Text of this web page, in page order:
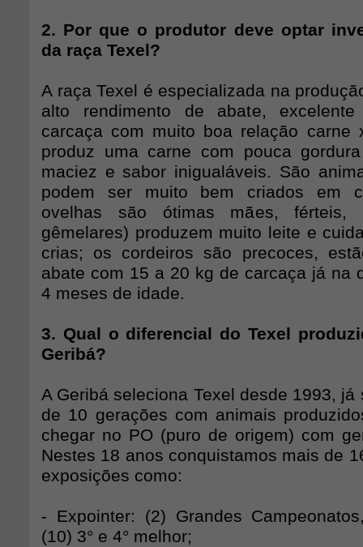
2. Por que o produtor deve optar
da raça Texel?
A raça Texel é especializada na
alto rendimento de abate, excelente
carcaça com muito boa relação carne
produz uma carne com pouca
maciez e sabor inigualáveis. São
podem ser muito bem criados em
ovelhas são ótimas mães, férteis,
gêmelares) produzem muito leite e
crias; os cordeiros são precoces,
abate com 15 a 20 kg de carcaça já na
4 meses de idade.
3. Qual o diferencial do Texel
Geribá?
A Geribá seleciona Texel desde 1993,
de 10 gerações com animais
chegar no PO (puro de origem) com
Nestes 18 anos conquistamos mais de
exposições como:
- Expointer: (2) Grandes
(10) 3° e 4° melhor;